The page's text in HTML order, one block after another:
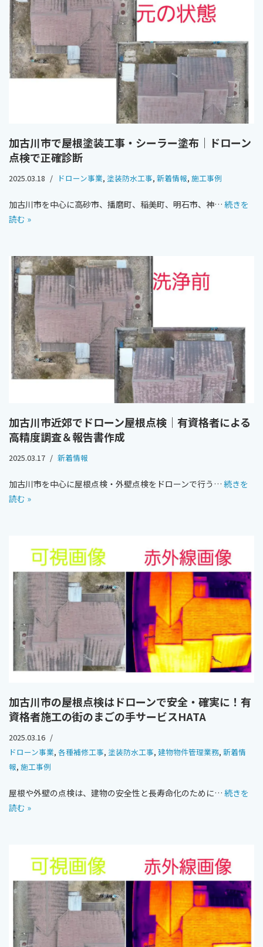
加古川市で屋根塗装工事・シーラー塗布｜ドローン
点検で正確診断
2025.03.18 ドローン事業, 塗装防水工事, 新着情報, 施工事例
加古川市を中心に高砂市、播磨町、稲美町、明石市、神… 続きを
読む »
加古川市近郊でドローン屋根点検｜有資格者による
高精度調査＆報告書作成
2025.03.17 新着情報
加古川市を中心に屋根点検・外壁点検をドローンで行う… 続きを
読む »
加古川市の屋根点検はドローンで安全・確実に！有
資格者施工の街のまごの手サービスHATA
2025.03.16
ドローン事業, 各種補修工事, 塗装防水工事, 建物物件管理業務, 新着情
報, 施工事例
屋根や外壁の点検は、建物の安全性と長寿命化のために… 続きを
読む »